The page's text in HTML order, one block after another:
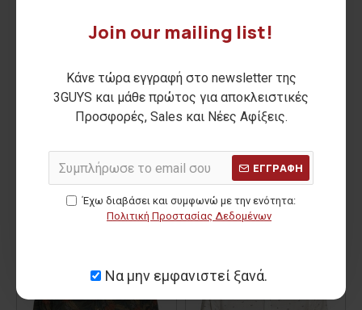
Join our mailing list!
Κάνε τώρα εγγραφή στο newsletter της
3GUYS και μάθε πρώτος για αποκλειστικές
Προσφορές, Sales και Νέες Αφίξεις.
ΕΓΓΡΑΦΗ
Έχω διαβάσει και συμφωνώ με την ενότητα:
Πολιτική Προστασίας Δεδομένων
Να μην εμφανιστεί ξανά.
Ανδρικό πουκάμισο LEON
34,00€
ΑΡΧΙΚΗ ΑΝΑΓΡΑΦΟΜΕΝΗ ΤΙΜΗ:48,90€
ΚΑΛΥΤΕΡΗ ΤΙΜΗ 30 ΗΜΕΡΩΝ:
Ανδρικό πουκάμισο ROBERT
15,00€
ΑΡΧΙΚΗ ΑΝΑΓΡΑΦΟΜΕΝΗ ΤΙΜΗ:
ΚΑΛΥΤΕΡΗ ΤΙΜΗ 30 ΗΜΕΡΩΝ: